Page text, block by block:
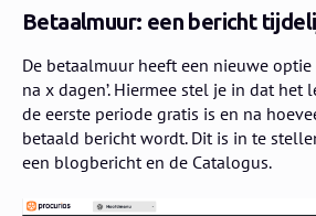
Betaalmuur: een bericht
De betaalmuur heeft een nieuwe optie
na x dagen’. Hiermee stel je in dat het
de eerste periode gratis is en na
betaald bericht wordt. Dit is in te
een blogbericht en de Catalogus.